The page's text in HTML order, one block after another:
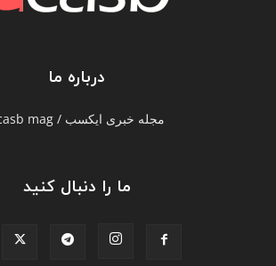
درباره ما
مجله خبری ایکسب / ecasb mag
ما را دنبال کنید